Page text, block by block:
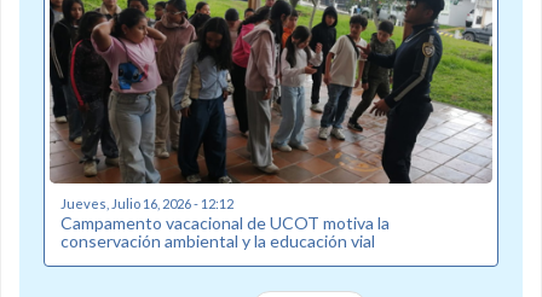
Jueves, Julio 16, 2026 - 12:12
Campamento vacacional de UCOT motiva la
conservación ambiental y la educación vial